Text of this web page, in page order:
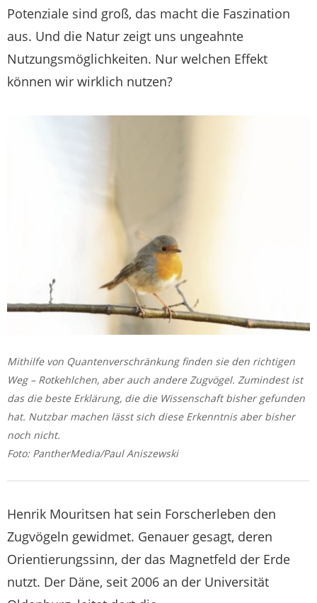
Potenziale sind groß, das macht die Faszination
aus. Und die Natur zeigt uns ungeahnte
Nutzungsmöglichkeiten. Nur welchen Effekt
können wir wirklich nutzen?
Mithilfe von Quantenverschränkung finden sie den richtigen
Weg – Rotkehlchen, aber auch andere Zugvögel. Zumindest ist
das die beste Erklärung, die die Wissenschaft bisher gefunden
hat. Nutzbar machen lässt sich diese Erkenntnis aber bisher
noch nicht.
Foto: PantherMedia/Paul Aniszewski
Henrik Mouritsen hat sein Forscherleben den
Zugvögeln gewidmet. Genauer gesagt, deren
Orientierungssinn, der das Magnetfeld der Erde
nutzt. Der Däne, seit 2006 an der Universität